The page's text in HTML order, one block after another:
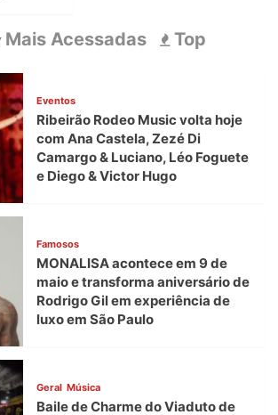
Mais Acessadas Top
Eventos
Ribeirão Rodeo Music volta hoje
com Ana Castela, Zezé Di
Camargo & Luciano, Léo Foguete
e Diego & Victor Hugo
Famosos
MONALISA acontece em 9 de
maio e transforma aniversário de
Rodrigo Gil em experiência de
luxo em São Paulo
Geral Música
Baile de Charme do Viaduto de